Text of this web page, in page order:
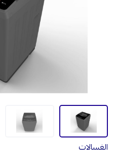
الغسالات